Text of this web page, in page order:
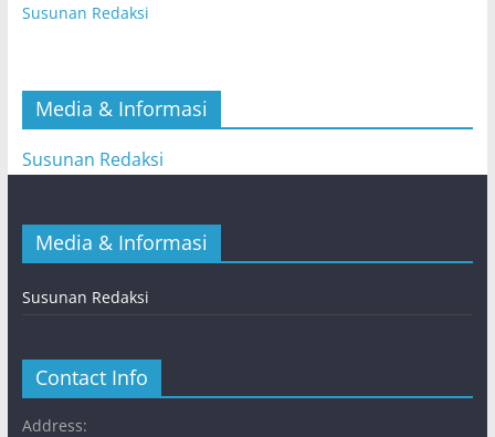
Susunan Redaksi
Media & Informasi
Susunan Redaksi
Media & Informasi
Susunan Redaksi
Contact Info
Address: